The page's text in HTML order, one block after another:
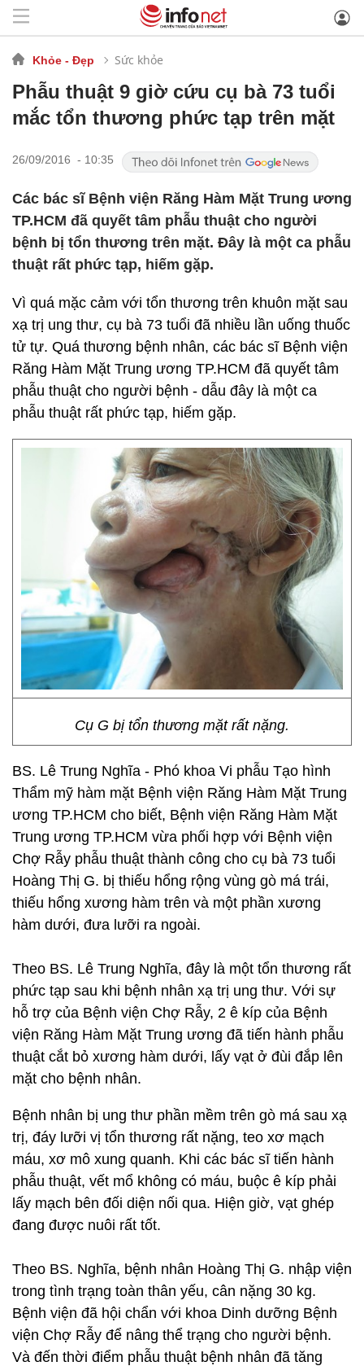
Khỏe - Đẹp Sức khỏe
Phẫu thuật 9 giờ cứu cụ bà 73 tuổi
mắc tổn thương phức tạp trên mặt
26/09/2016 - 10:35
Các bác sĩ Bệnh viện Răng Hàm Mặt Trung ương
TP.HCM đã quyết tâm phẫu thuật cho người
bệnh bị tổn thương trên mặt. Đây là một ca phẫu
thuật rất phức tạp, hiếm gặp.
Vì quá mặc cảm với tổn thương trên khuôn mặt sau
xạ trị ung thư, cụ bà 73 tuổi đã nhiều lần uống thuốc
tử tự. Quá thương bệnh nhân, các bác sĩ Bệnh viện
Răng Hàm Mặt Trung ương TP.HCM đã quyết tâm
phẫu thuật cho người bệnh - dẫu đây là một ca
phẫu thuật rất phức tạp, hiếm gặp.
Cụ G bị tổn thương mặt rất nặng.
BS. Lê Trung Nghĩa - Phó khoa Vi phẫu Tạo hình
Thẩm mỹ hàm mặt Bệnh viện Răng Hàm Mặt Trung
ương TP.HCM cho biết, Bệnh viện Răng Hàm Mặt
Trung ương TP.HCM vừa phối hợp với Bệnh viện
Chợ Rẫy phẫu thuật thành công cho cụ bà 73 tuổi
Hoàng Thị G. bị thiếu hổng rộng vùng gò má trái,
thiếu hổng xương hàm trên và một phần xương
hàm dưới, đưa lưỡi ra ngoài.
Theo BS. Lê Trung Nghĩa, đây là một tổn thương rất
phức tạp sau khi bệnh nhân xạ trị ung thư. Với sự
hỗ trợ của Bệnh viện Chợ Rẫy, 2 ê kíp của Bệnh
viện Răng Hàm Mặt Trung ương đã tiến hành phẫu
thuật cắt bỏ xương hàm dưới, lấy vạt ở đùi đắp lên
mặt cho bệnh nhân.
Bệnh nhân bị ung thư phần mềm trên gò má sau xạ
trị, đáy lưỡi vị tổn thương rất nặng, teo xơ mạch
máu, xơ mô xung quanh. Khi các bác sĩ tiến hành
phẫu thuật, vết mổ không có máu, buộc ê kíp phải
lấy mạch bên đối diện nối qua. Hiện giờ, vạt ghép
đang được nuôi rất tốt.
Theo BS. Nghĩa, bệnh nhân Hoàng Thị G. nhập viện
trong tình trạng toàn thân yếu, cân nặng 30 kg.
Bệnh viện đã hội chẩn với khoa Dinh dưỡng Bệnh
viện Chợ Rẫy để nâng thể trạng cho người bệnh.
Và đến thời điểm phẫu thuật bệnh nhân đã tăng